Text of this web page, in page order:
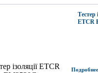
Тестер
ETCR